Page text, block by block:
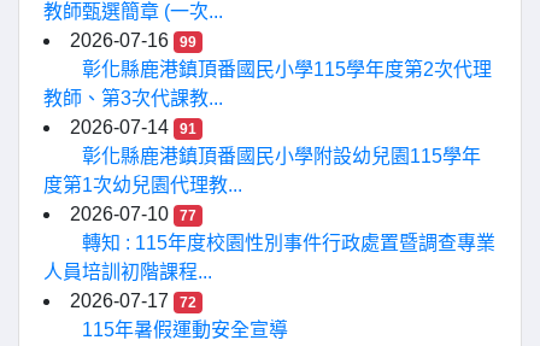
教師甄選簡章 (一次...
2026-07-16
99
彰化縣鹿港鎮頂番國民小學115學年度第2次代理
教師、第3次代課教...
2026-07-14
91
彰化縣鹿港鎮頂番國民小學附設幼兒園115學年
度第1次幼兒園代理教...
2026-07-10
77
轉知 : 115年度校園性別事件行政處置暨調查專業
人員培訓初階課程...
2026-07-17
72
115年暑假運動安全宣導